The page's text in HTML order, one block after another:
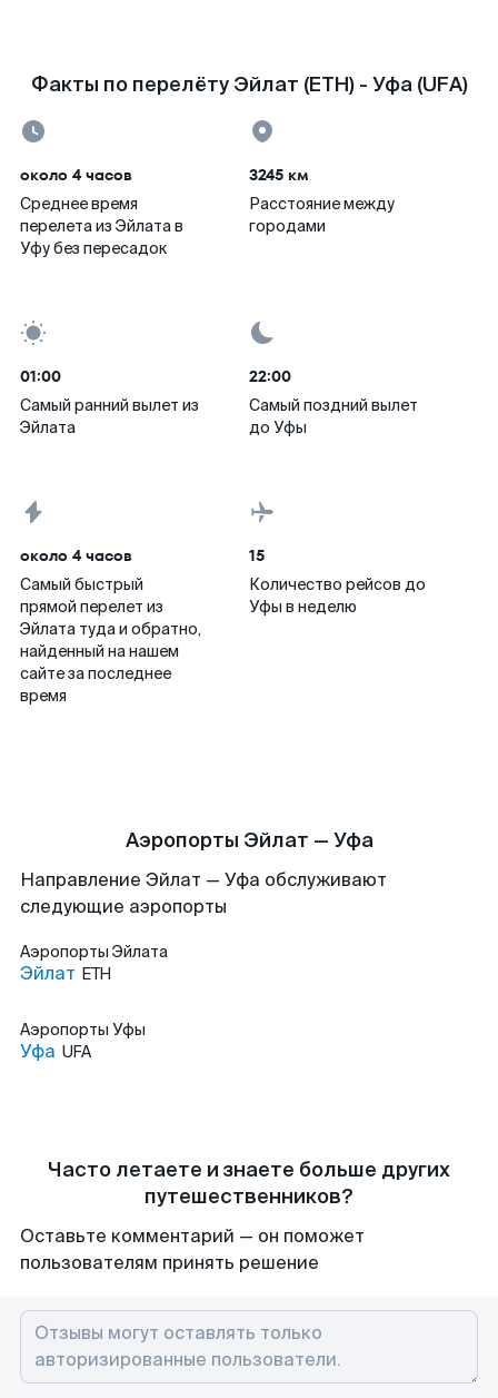
Факты по перелёту Эйлат (ETH) - Уфа (UFA)
около 4 часов
Среднее время
перелета из Эйлата в
Уфу без пересадок
3245 км
Расстояние между
городами
01:00
Самый ранний вылет из
Эйлата
22:00
Самый поздний вылет
до Уфы
около 4 часов
Самый быстрый
прямой перелет из
Эйлата туда и обратно,
найденный на нашем
сайте за последнее
время
15
Количество рейсов до
Уфы в неделю
Аэропорты Эйлат — Уфа
Направление Эйлат — Уфа обслуживают
следующие аэропорты
Аэропорты Эйлата
Эйлат ETH
Аэропорты Уфы
Уфа UFA
Часто летаете и знаете больше других
путешественников?
Оставьте комментарий — он поможет
пользователям принять решение